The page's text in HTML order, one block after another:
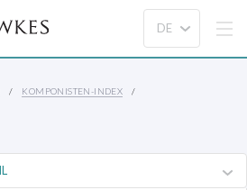
KOMPONISTEN-INDEX